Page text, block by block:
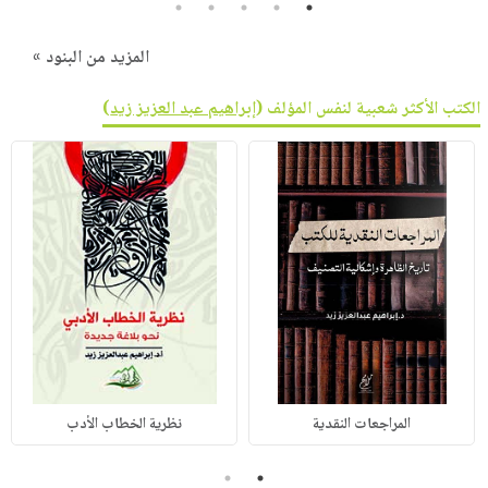
1
2
3
4
5
المزيد من البنود »
الكتب الأكثر شعبية لنفس المؤلف (إبراهيم عبد العزيز زيد)
المراجعات النقدية نظرية الخطاب الأدب
1
2